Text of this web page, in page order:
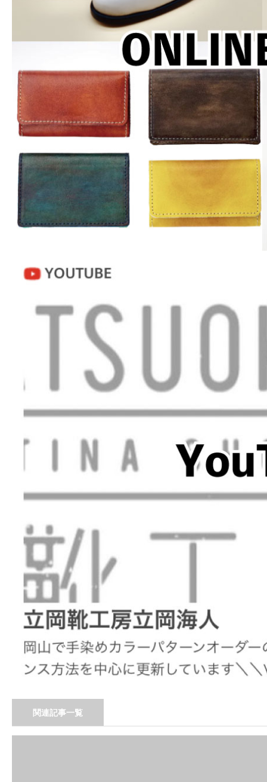
関連記事一覧